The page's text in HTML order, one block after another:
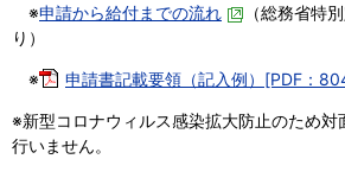
※申請から給付までの流れ
（総務省特
り）
※ 申請書記載要領（記入例）[PDF：
※新型コロナウィルス感染拡大防止のため対
行いません。